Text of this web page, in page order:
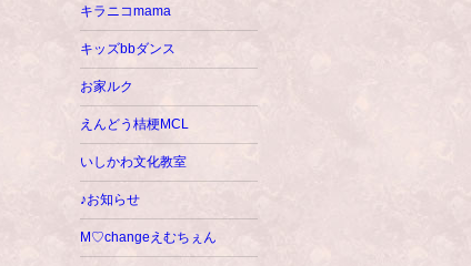
キラニコmama
キッズbbダンス
お家ルク
えんどう桔梗MCL
いしかわ文化教室
♪お知らせ
M♡changeえむちぇん